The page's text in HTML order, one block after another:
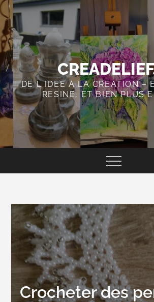
Skip
to
content
DE L IDEE A LA CREATION –
RESINE, ET BIEN PLUS
Crocheter des